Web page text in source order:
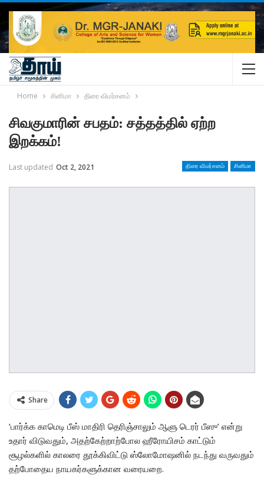
Home சினிமா திரை விமர்சனம்
சிவகுமாரின் சபதம்: சத்தத்தில் ஏற்ற
இறக்கம்!
திரை விமர்சனம் சினிமா
Last updated Oct 2, 2021
Share
’பார்க்க காமெடி பீஸ் மாதிரி தெரிஞ்சாலும் ஆளு டெரர் பீஸு’ என்று
உதார் விடுவதும், அதற்கேற்றாற்போல ஹீரோயிசம் காட்டும்
சூழல்களில் காலரை தூக்கிவிட்டு ஸ்லோமோஷனில் நடந்து வருவதும்
தற்போதைய நாயகர்களுக்கான வரையறை.